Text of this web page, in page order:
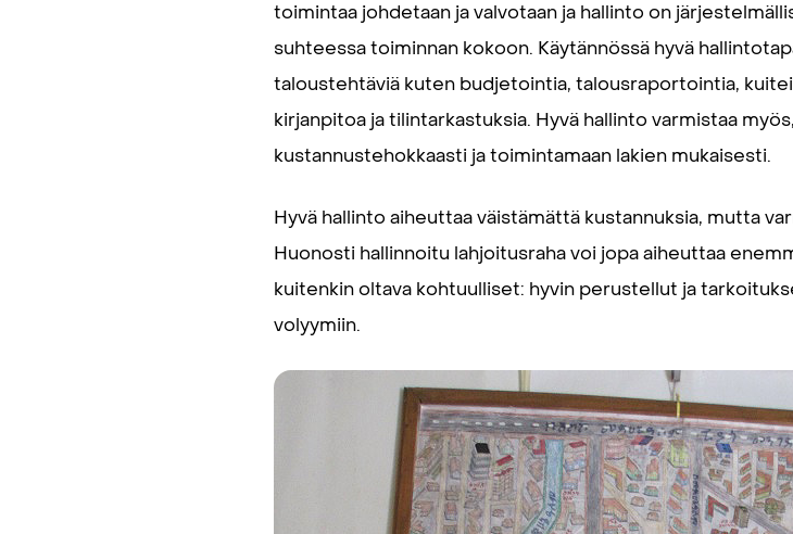
toimintaa johdetaan ja valvotaan ja hallinto on
suhteessa toiminnan kokoon. Käytännössä hyvä
taloustehtäviä kuten budjetointia, talousraportointia,
kirjanpitoa ja tilintarkastuksia. Hyvä hallinto varmistaa
kustannustehokkaasti ja toimintamaan lakien mukaisesti.
Hyvä hallinto aiheuttaa väistämättä kustannuksia, mutta
Huonosti hallinnoitu lahjoitusraha voi jopa aiheuttaa
kuitenkin oltava kohtuulliset: hyvin perustellut ja
volyymiin.